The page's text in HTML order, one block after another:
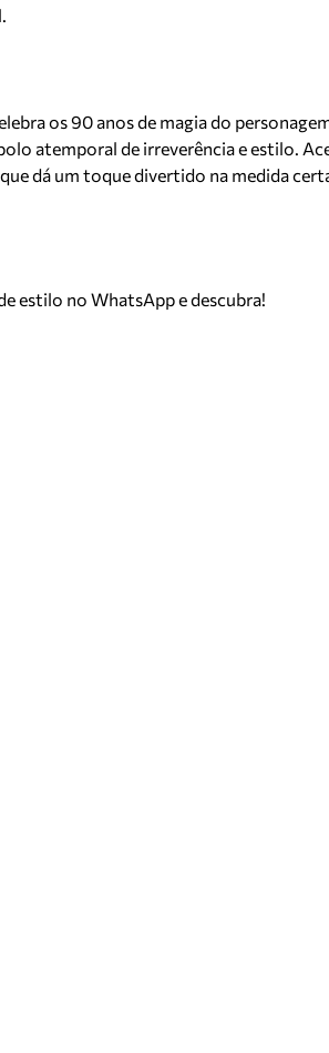
os 90 anos de magia do
atemporal de irreverência e estilo.
dá um toque divertido na medida
estilo no WhatsApp e descubra!